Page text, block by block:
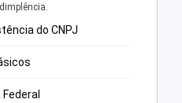
do CNPJ